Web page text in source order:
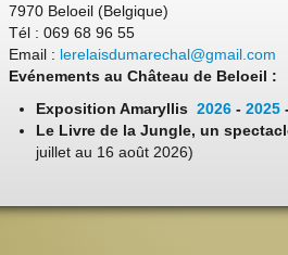
7970 Beloeil (Belgique)
Tél : 069 68 96 55
Email : lerelaisdumarechal@gmail.com
Evénements au Château de Beloeil :
Exposition Amaryllis 2026 - 2025
Le Livre de la Jungle, un
juillet au 16 août 2026)